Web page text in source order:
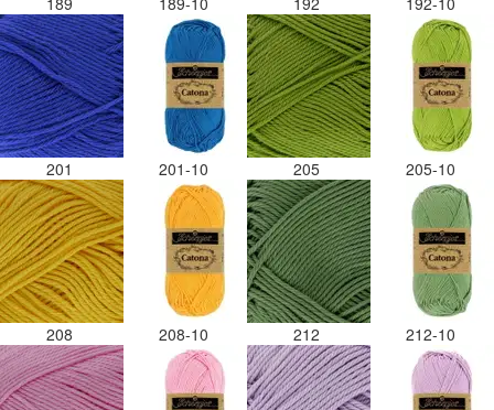
201 201-10 205 205-10
208 208-10 212 212-10